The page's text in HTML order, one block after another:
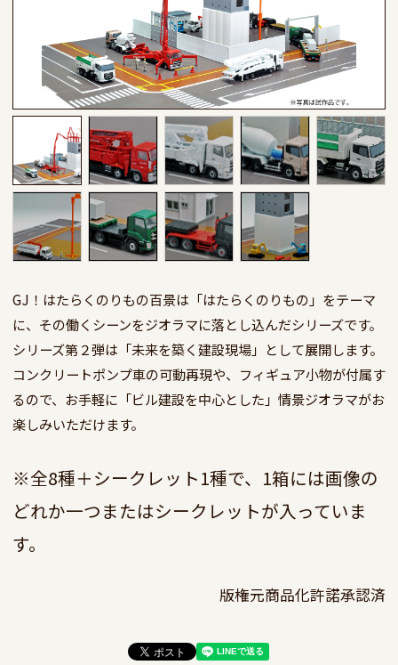
GJ！はたらくのりもの百景は「はたらくのりもの」をテーマ
に、その働くシーンをジオラマに落とし込んだシリーズです。
シリーズ第２弾は「未来を築く建設現場」として展開します。
コンクリートポンプ車の可動再現や、フィギュア小物が付属す
るので、お手軽に「ビル建設を中心とした」情景ジオラマがお
※全8種＋シークレット1種で、1箱には画像の
どれか一つまたはシークレットが入っていま
す。
版権元商品化許諾承認済